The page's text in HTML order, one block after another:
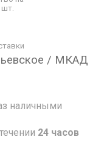
шт.
/ МКАД
наличными
24 часов